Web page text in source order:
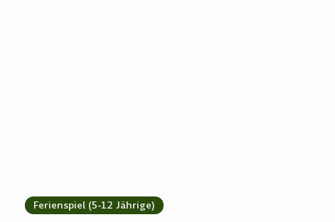
Ferienspiel (5-12 Jährige)